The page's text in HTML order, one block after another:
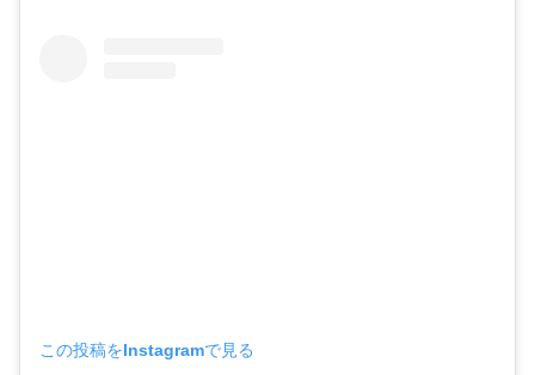
この投稿をInstagramで見る